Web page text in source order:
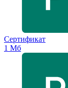
Сертификат
1 Мб